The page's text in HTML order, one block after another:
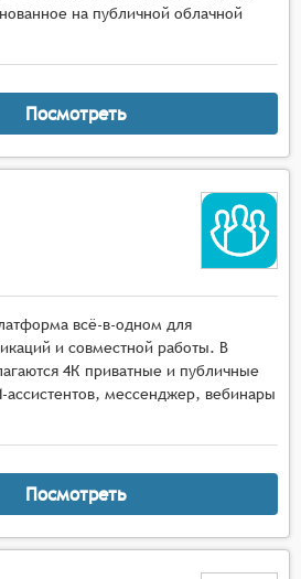
на публичной облачной
Посмотреть
всё-в-одном для
и совместной работы. В
4К приватные и публичные
мессенджер, вебинары
Посмотреть